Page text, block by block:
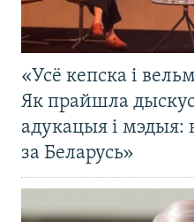
«Усё кепска і
Як прайшла
адукацыя і
за Беларусь»